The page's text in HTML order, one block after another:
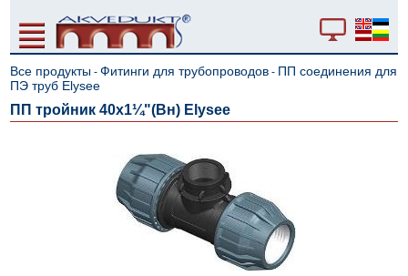
Все продукты -Фитинги для трубопроводов - ПП соединения для
ПЭ труб Elysee
ПП тройник 40x1¼"(Вн) Elysee